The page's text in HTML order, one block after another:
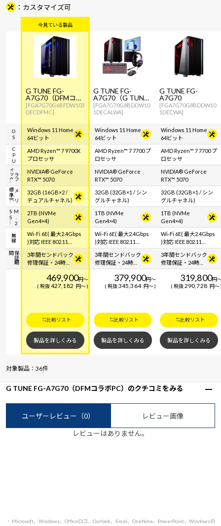
カスタマイズ可
OS
CPU
グ
ラ
フ
ィ
ッ
ク
メ
モ
リ
標
準
容
M
.
2
S
S
無線
保
証
期
間
G TUNE FG-
A7G70（DFMコラ
ボPC）
[FGA7G70G6BFDW103
DECDFMC]
Windows 11 Home
64ビット
AMD Ryzen™ 7 9700X
プロセッサ
NVIDIA® GeForce
RTX™ 5070
32GB (16GB×2 /
デュアルチャネル)
2TB (NVMe
Gen4×4)
Wi-Fi 6E( 最大2.4Gbps
)対応 IEEE 802.11
ax/ac/a/b/g/n準拠 ＋
Bluetooth 5内蔵
3年間センドバック
修理保証・24時間
×365日電話サポー
469,900円～
税抜 427,182 円～
比較リスト
製品を詳しくみる
G TUNE FG-
A7G70（G TUNE
オリジナルデバイ
スセット）
[FGA7G70G8BDDW10
1DECALWA]
Windows 11 Home
64ビット
AMD Ryzen™ 7 7700 プ
ロセッサ
NVIDIA® GeForce
RTX™ 5070
32GB (32GB×1 / シン
グルチャネル)
1TB (NVMe
Gen4×4)
Wi-Fi 6E( 最大2.4Gbps
)対応 IEEE 802.11
ax/ac/a/b/g/n準拠 ＋
Bluetooth 5内蔵
3年間センドバック
修理保証・24時間
×365日電話サポー
379,900円～
税抜 345,364 円～
比較リスト
製品を詳しくみる
G TUNE FG-
A7G70
[FGA7G70G8BDDW10
1DECWA]
Windows 11 Home
64ビット
AMD Ryzen™ 7 7700 プ
ロセッサ
NVIDIA® GeForce
RTX™ 5070
32GB (32GB×1 / シン
グルチャネル)
1TB (NVMe
Gen4×4)
Wi-Fi 6E( 最大2.4Gbps
)対応 IEEE 802.11
ax/ac/a/b/g/n準拠 ＋
Bluetooth 5内蔵
3年間センドバック
修理保証・24時間
×365日電話サポー
319,800円
税抜 290,728 円～
比較リスト
製品を詳しくみる
対象製品：36件
G TUNE FG-A7G70（DFMコラボPC）のクチコミをみる
ユーザーレビュー （0） レビュー画像
レビューはありません。
・ Microsoft、Windows、Officeロゴ、Outlook、Excel、OneNote、PowerPoint、Windowsの